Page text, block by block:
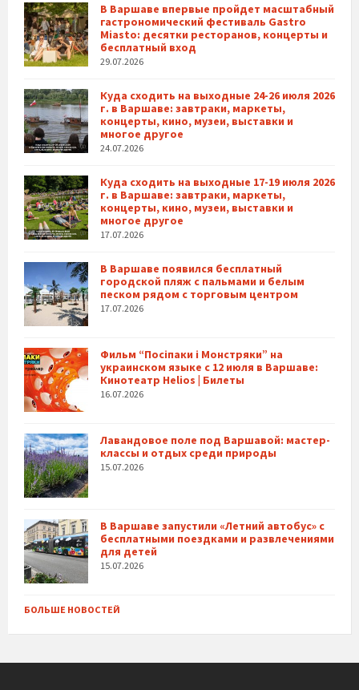
В Варшаве впервые пройдет масштабный
гастрономический фестиваль Gastro
Miasto: десятки ресторанов, концерты и
бесплатный вход
29.07.2026
Куда сходить на выходные 24-26 июля 2026
г. в Варшаве: завтраки, маркеты,
концерты, кино, музеи, выставки и
многое другое
24.07.2026
Куда сходить на выходные 17-19 июля 2026
г. в Варшаве: завтраки, маркеты,
концерты, кино, музеи, выставки и
многое другое
17.07.2026
В Варшаве появился бесплатный
городской пляж с пальмами и белым
песком рядом с торговым центром
17.07.2026
Фильм “Посіпаки і Монстряки” на
украинском языке с 12 июля в Варшаве:
Кинотеатр Helios | Билеты
16.07.2026
Лавандовое поле под Варшавой: мастер-
классы и отдых среди природы
15.07.2026
В Варшаве запустили «Летний автобус» с
бесплатными поездками и развлечениями
для детей
15.07.2026
БОЛЬШЕ НОВОСТЕЙ